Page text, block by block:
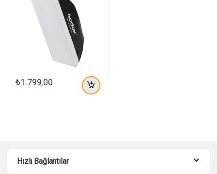
₺1.799,00
Hızlı Bağlantılar